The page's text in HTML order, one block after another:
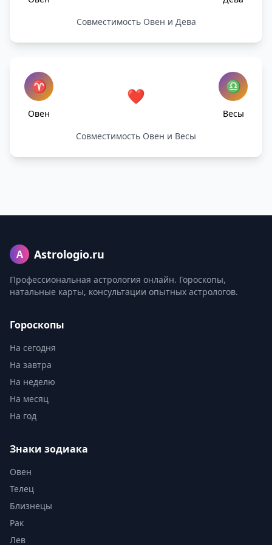
Совместимость Овен и Дева
♈
Овен
❤️ ♎
Весы
Совместимость Овен и Весы
A Astrologio.ru
Профессиональная астрология онлайн. Гороскопы,
натальные карты, консультации опытных астрологов.
Гороскопы
На сегодня
На завтра
На неделю
На месяц
На год
Знаки зодиака
Овен
Телец
Близнецы
Рак
Лев